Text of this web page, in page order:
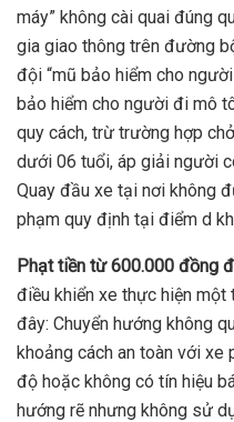
máy” không cài quai đúng
gia giao thông trên đường
đội “mũ bảo hiểm cho
bảo hiểm cho người đi mô
quy cách, trừ trường hợp
dưới 06 tuổi, áp giải người
Quay đầu xe tại nơi không
phạm quy định tại điểm d
Phạt tiền từ 600.000 đồng
điều khiển xe thực hiện một
đây: Chuyển hướng không
khoảng cách an toàn với xe
độ hoặc không có tín hiệu
hướng rẽ nhưng không sử